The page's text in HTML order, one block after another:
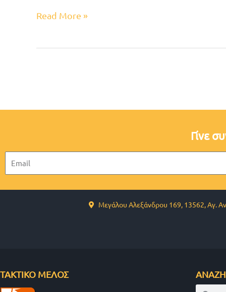
Read More »
Γίνε
Email
Μεγάλου Αλεξάνδρου 169, 13562, Αγ.
ΤΑΚΤΙΚΟ ΜΕΛΟΣ